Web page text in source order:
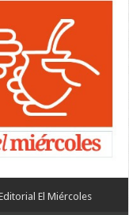
El Miércoles